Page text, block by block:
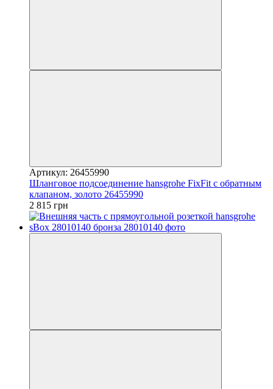
Артикул: 26455990
Шланговое подсоединение hansgrohe FixFit с обратным
клапаном, золото 26455990
2 815 грн